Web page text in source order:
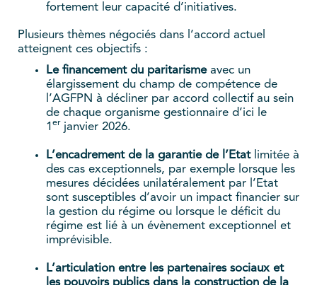
fortement leur capacité d’initiatives.
Plusieurs thèmes négociés dans l’accord actuel
atteignent ces objectifs :
Le financement du paritarismeavec un
élargissement du champ de compétence de
l’AGFPN à décliner par accord collectif au sein
de chaque organisme gestionnaire d’ici le
1 er janvier 2026.
L’encadrement de la garantie de l’Etatlimitée à
des cas exceptionnels, par exemple lorsque les
mesures décidées unilatéralement par l’Etat
sont susceptibles d’avoir un impact financier sur
la gestion du régime ou lorsque le déficit du
régime est lié à un évènement exceptionnel et
imprévisible.
L’articulation entre les partenaires sociaux et
les pouvoirs publics dans la construction de la